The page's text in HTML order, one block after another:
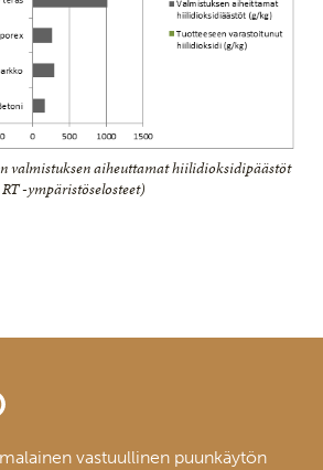
valmistuksen aiheuttamat hiilidioksidipäästöt
-ympäristöselosteet)
vastuullinen puunkäytön